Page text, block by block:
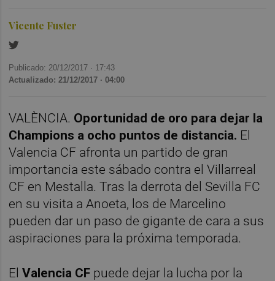
Vicente Fuster
Publicado: 20/12/2017 · 17:43
Actualizado: 21/12/2017 · 04:00
VALÈNCIA. Oportunidad de oro para dejar la
Champions a ocho puntos de distancia. El
Valencia CF afronta un partido de gran
importancia este sábado contra el Villarreal
CF en Mestalla. Tras la derrota del Sevilla FC
en su visita a Anoeta, los de Marcelino
pueden dar un paso de gigante de cara a sus
aspiraciones para la próxima temporada.
ElValencia CF puede dejar la lucha por la